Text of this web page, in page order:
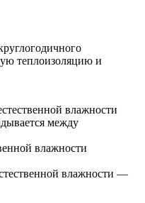
теплоизоляцию и
влажности
между
влажности
влажности —